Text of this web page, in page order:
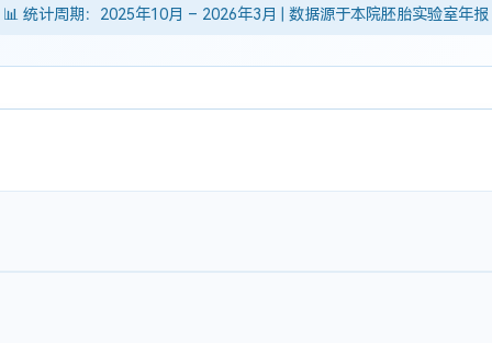
📊 统计周期：2025年10月 – 2026年3月 | 数据源于本院胚胎实验室年报